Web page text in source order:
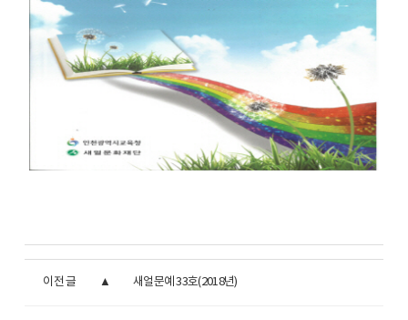
이전 글 새얼문예 33호(2018년)